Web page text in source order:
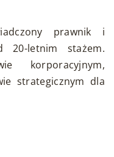
prawnik i
20-letnim stażem.
korporacyjnym,
strategicznym dla